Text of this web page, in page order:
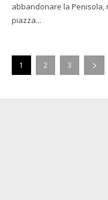
abbandonare la Penisola,
piazza...
1 2 3